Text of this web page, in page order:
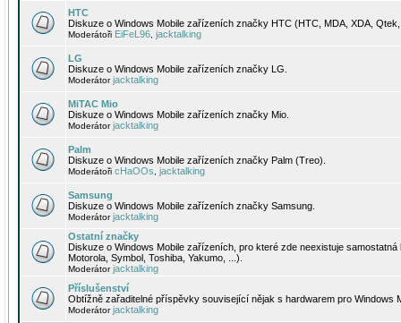
HTC
Diskuze o Windows Mobile zařízeních značky HTC (HTC, MDA, XDA,
Moderátoři EiFeL96 jacktalking
LG
Diskuze o Windows Mobile zařízeních značky LG.
Moderátorjacktalking
MiTAC Mio
Diskuze o Windows Mobile zařízeních značky Mio.
Moderátorjacktalking
Palm
Diskuze o Windows Mobile zařízeních značky Palm (Treo).
Moderátoři cHaOOs jacktalking
Samsung
Diskuze o Windows Mobile zařízeních značky Samsung.
Moderátorjacktalking
Ostatní značky
Diskuze o Windows Mobile zařízeních, pro které zde neexistuje
Motorola, Symbol, Toshiba, Yakumo, ...).
Moderátorjacktalking
Příslušenství
Obtížně zařaditelné příspěvky související nějak s hardwarem pro Windows
Moderátorjacktalking